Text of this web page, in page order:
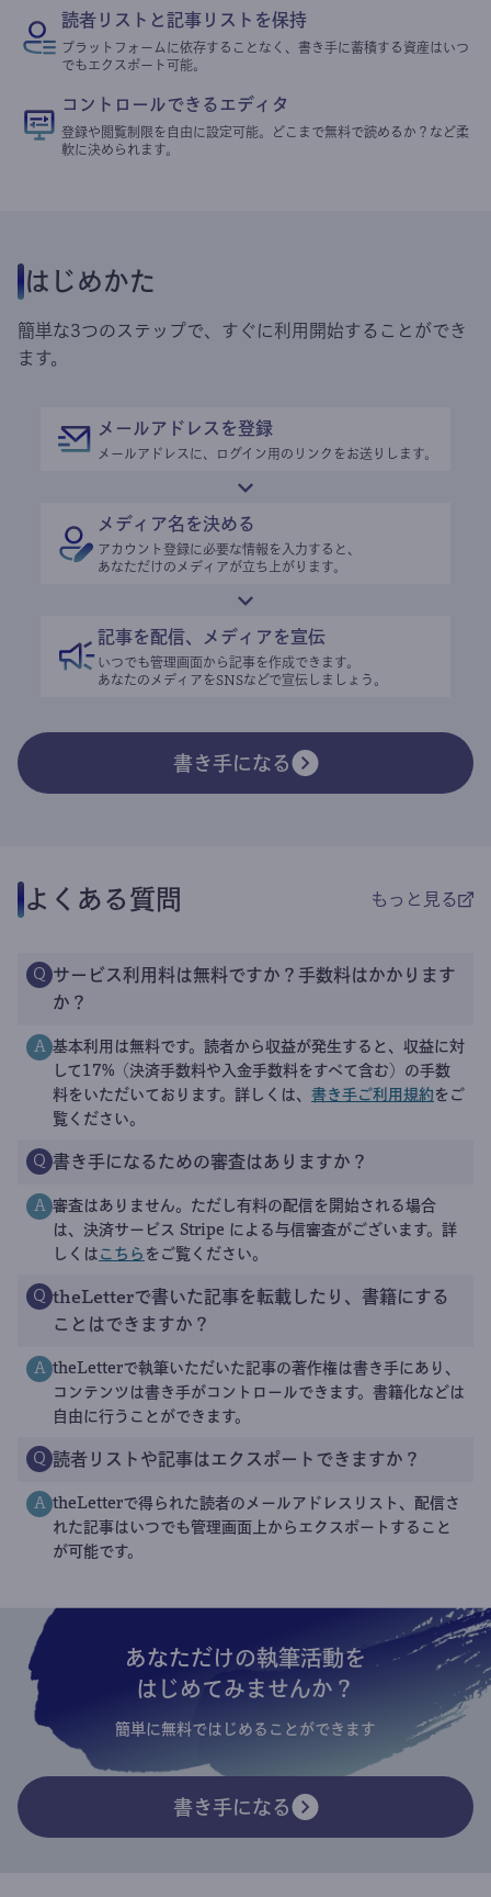
読者リストと記事リストを保持
プラットフォームに依存することなく、書き手に蓄積する資産はいつ
でもエクスポート可能。
コントロールできるエディタ
登録や閲覧制限を自由に設定可能。どこまで無料で読めるか？など柔
軟に決められます。
はじめかた
簡単な3つのステップで、すぐに利用開始することができ
ます。
メールアドレスを登録
メールアドレスに、ログイン用のリンクをお送りします。
メディア名を決める
アカウント登録に必要な情報を入力すると、
あなただけのメディアが立ち上がります。
記事を配信、メディアを宣伝
いつでも管理画面から記事を作成できます。
あなたのメディアをSNSなどで宣伝しましょう。
書き手になる
よくある質問 もっと見る
Q サービス利用料は無料ですか？手数料はかかります
か？
A 基本利用は無料です。読者から収益が発生すると、収益に対
して17%（決済手数料や入金手数料をすべて含む）の手数
料をいただいております。詳しくは、 書き手ご利用規約 をご
覧ください。
Q 書き手になるための審査はありますか？
A 審査はありません。ただし有料の配信を開始される場合
は、決済サービス Stripe による与信審査がございます。詳
しくは こちら をご覧ください。
Q theLetterで書いた記事を転載したり、書籍にする
ことはできますか？
A theLetterで執筆いただいた記事の著作権は書き手にあり、
コンテンツは書き手がコントロールできます。書籍化などは
自由に行うことができます。
Q 読者リストや記事はエクスポートできますか？
A theLetterで得られた読者のメールアドレスリスト、配信さ
れた記事はいつでも管理画面上からエクスポートすること
が可能です。
あなただけの執筆活動を
はじめてみませんか？
簡単に無料ではじめることができます
書き手になる